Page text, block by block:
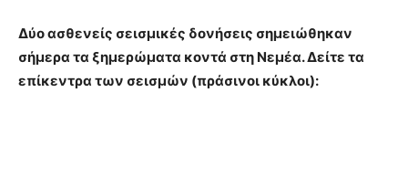
Δύο ασθενείς σεισμικές δονήσεις σημειώθηκαν
σήμερα τα ξημερώματα κοντά στη Νεμέα. Δείτε τα
επίκεντρα των σεισμών (πράσινοι κύκλοι):